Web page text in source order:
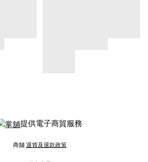
提供電子商貿服務
商舖 退貨及退款政策